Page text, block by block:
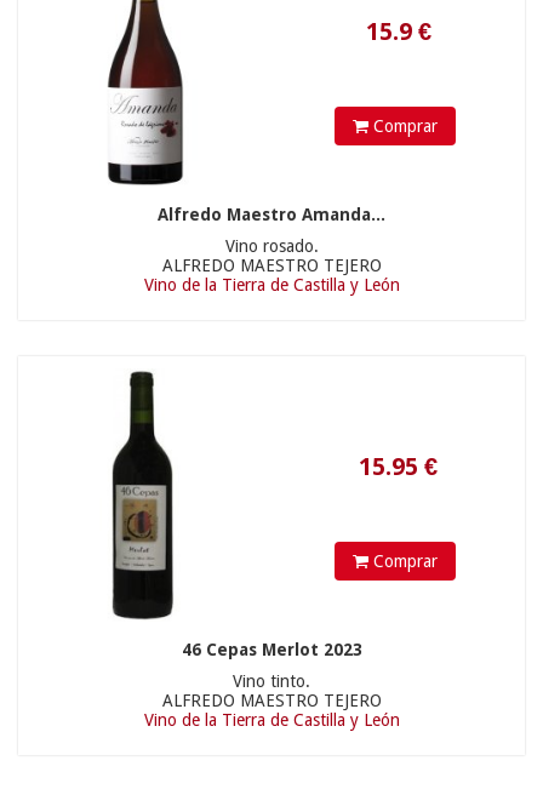
Comprar
Alfredo Maestro Amanda...
Vino rosado.
ALFREDO MAESTRO TEJERO
Vino de la Tierra de Castilla y León
15.95€
Comprar
46 Cepas Merlot 2023
Vino tinto.
ALFREDO MAESTRO TEJERO
Vino de la Tierra de Castilla y León